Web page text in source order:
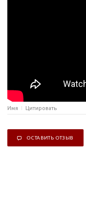
Имя Цитировать
ОСТАВИТЬ ОТЗЫВ